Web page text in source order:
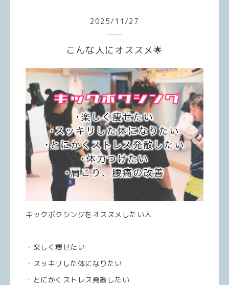
2025/ 11 /27
こんな人にオススメ🌟
キックボクシングをオススメしたい人
・楽しく痩せたい
・スッキリした体になりたい
・とにかくストレス発散したい